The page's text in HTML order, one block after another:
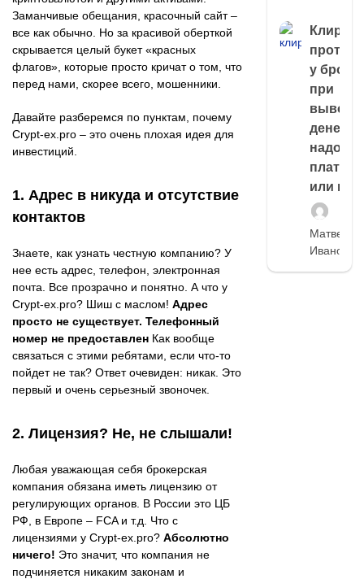
Заманчивые обещания, красочный сайт –
все как обычно. Но за красивой оберткой
скрывается целый букет «красных
флагов», которые просто кричат о том, что
перед нами, скорее всего, мошенники.
Давайте разберемся по пунктам, почему
Crypt-ex.pro – это очень плохая идея для
инвестиций.
1. Адрес в никуда и отсутствие
контактов
Знаете, как узнать честную компанию? У
нее есть адрес, телефон, электронная
почта. Все прозрачно и понятно. А что у
Crypt-ex.pro? Шиш с маслом! Адрес
просто не существует. Телефонный
номер не предоставлен Как вообще
связаться с этими ребятами, если что-то
пойдет не так? Ответ очевиден: никак. Это
первый и очень серьезный звоночек.
2. Лицензия? Не, не слышали!
Любая уважающая себя брокерская
компания обязана иметь лицензию от
регулирующих органов. В России это ЦБ
РФ, в Европе – FCA и т.д. Что с
лицензиями у Crypt-ex.pro? Абсолютно
ничего! Это значит, что компания не
подчиняется никаким законам и
Клиринг
у
при
выводе
денег,
надо
платить
или
Матвей
Иванов